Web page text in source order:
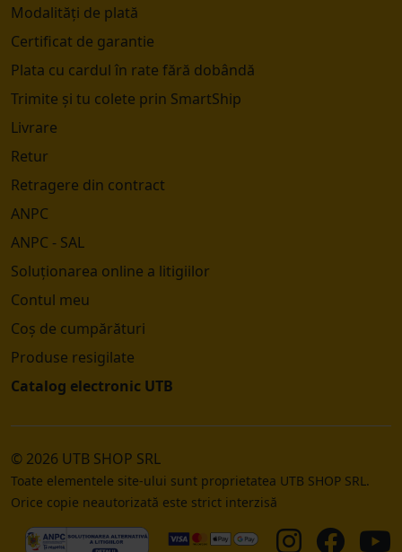
Modalități de plată
Certificat de garantie
Plata cu cardul în rate fără dobândă
Trimite și tu colete prin SmartShip
Livrare
Retur
Retragere din contract
ANPC
ANPC - SAL
Soluționarea online a litigiilor
Contul meu
Coș de cumpărături
Produse resigilate
Catalog electronic UTB
© 2026 UTB SHOP SRL
Toate elementele site-ului sunt proprietatea UTB SHOP SRL.
Orice copie neautorizată este strict interzisă